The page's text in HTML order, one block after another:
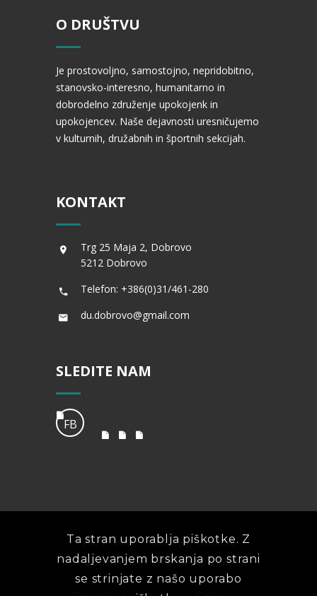
O DRUŠTVU
Je prostovoljno, samostojno, nepridobitno,
stanovsko-interesno, humanitarno in
dobrodelno združenje upokojenk in
upokojencev. Naše dejavnosti uresničujemo
v kulturnih, družabnih in športnih sekcijah.
KONTAKT
Trg 25 Maja 2, Dobrovo
5212 Dobrovo
Telefon: +386(0)31/461-280
du.dobrovo@gmail.com
SLEDITE NAM
FB
Vse Pravice Pridržane - Društvo
Upokojencev Dobrovo © 2023
Ta stran uporablja piškotke. Z
nadaljevanjem brskanja po strani
se strinjate z našo uporabo